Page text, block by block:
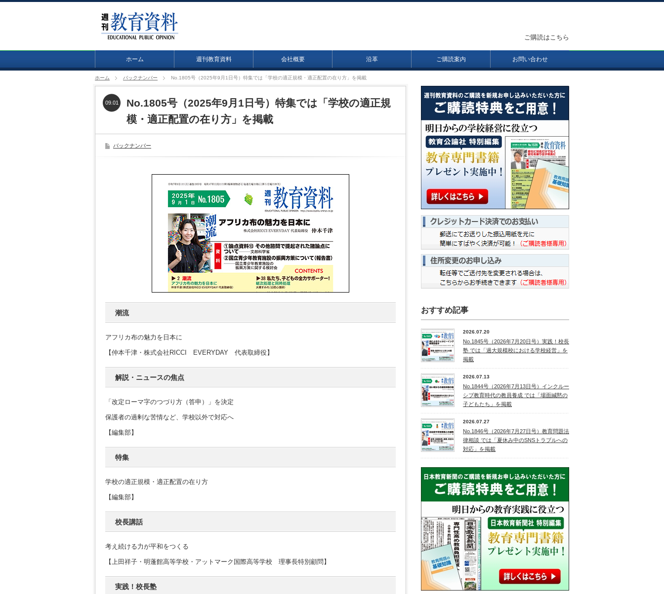
ホーム 週刊教育資料 会社概要 沿革 ご購読案内 お問い合わせ
ご購読はこちら
ホーム バックナンバー No.1805号（2025年9月1日号）特集では「学校の適正規模・適正配置の在り方」を掲載
No.1805号（2025年9月1日号）特集では「学校の適正規
模・適正配置の在り方」を掲載
09.01
バックナンバー
潮流
アフリカ布の魅力を日本に
【仲本千津・株式会社RICCI EVERYDAY 代表取締役】
解説・ニュースの焦点
「改定ローマ字のつづり方（答申）」を決定
保護者の過剰な苦情など、学校以外で対応へ
【編集部】
特集
学校の適正規模・適正配置の在り方
【編集部】
校長講話
考え続ける力が平和をつくる
【上田祥子・明蓬館高等学校・アットマーク国際高等学校 理事長特別顧問】
実践！校長塾
おすすめ記事
2026.07.20
No.1845号（2026年7月20日号）実践！校長
塾 では「過大規模校における学校経営」を
掲載
2026.07.13
No.1844号（2026年7月13日号）インクルー
シブ教育時代の教員養成 では「場面緘黙の
子どもたち」を掲載
2026.07.27
No.1846号（2026年7月27日号）教育問題法
律相談 では「夏休み中のSNSトラブルへの
対応」を掲載